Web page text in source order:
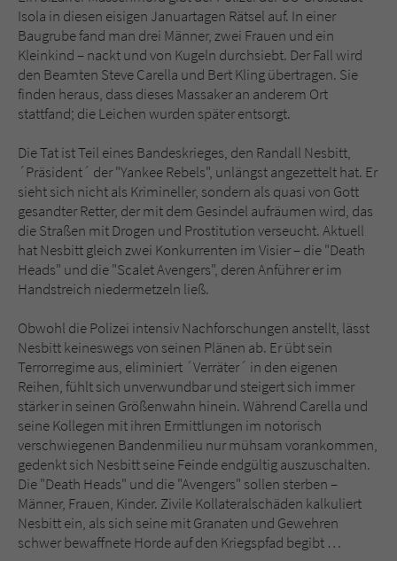
Isola in diesen eisigen Januartagen Rätsel auf. In einer
Baugrube fand man drei Männer, zwei Frauen und ein
Kleinkind – nackt und von Kugeln durchsiebt. Der Fall wird
den Beamten Steve Carella und Bert Kling übertragen. Sie
finden heraus, dass dieses Massaker an anderem Ort
stattfand; die Leichen wurden später entsorgt.
Die Tat ist Teil eines Bandeskrieges, den Randall Nesbitt,
´Präsident´ der "Yankee Rebels", unlängst angezettelt hat. Er
sieht sich nicht als Krimineller, sondern als quasi von Gott
gesandter Retter, der mit dem Gesindel aufräumen wird, das
die Straßen mit Drogen und Prostitution verseucht. Aktuell
hat Nesbitt gleich zwei Konkurrenten im Visier – die "Death
Heads" und die "Scalet Avengers", deren Anführer er im
Handstreich niedermetzeln ließ.
Obwohl die Polizei intensiv Nachforschungen anstellt, lässt
Nesbitt keineswegs von seinen Plänen ab. Er übt sein
Terrorregime aus, eliminiert ´Verräter´ in den eigenen
Reihen, fühlt sich unverwundbar und steigert sich immer
stärker in seinen Größenwahn hinein. Während Carella und
seine Kollegen mit ihren Ermittlungen im notorisch
verschwiegenen Bandenmilieu nur mühsam vorankommen,
gedenkt sich Nesbitt seine Feinde endgültig auszuschalten.
Die "Death Heads" und die "Avengers" sollen sterben –
Männer, Frauen, Kinder. Zivile Kollateralschäden kalkuliert
Nesbitt ein, als sich seine mit Granaten und Gewehren
schwer bewaffnete Horde auf den Kriegspfad begibt …
Sicherheitscode des Kontaktformulars zu
überprüfen.